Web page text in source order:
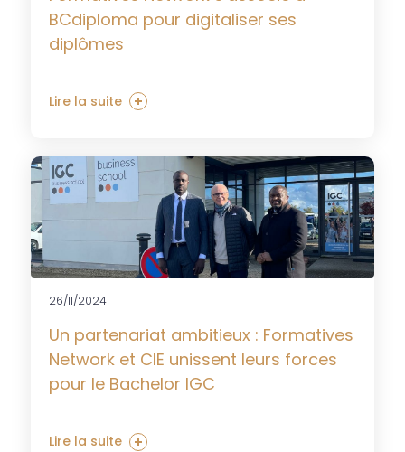
BCdiploma pour digitaliser ses
diplômes
Lire la suite
Un partenariat ambitieux : Formatives
Network et CIE unissent leurs forces
pour le Bachelor IGC
26/11/2024
Lire la suite